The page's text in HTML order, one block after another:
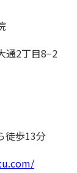
通2丁目8−2
徒歩13分